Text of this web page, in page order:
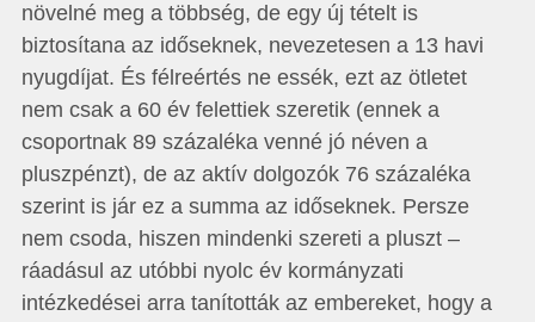
növelné meg a többség, de egy új tételt is
biztosítana az időseknek, nevezetesen a 13 havi
nyugdíjat. És félreértés ne essék, ezt az ötletet
nem csak a 60 év felettiek szeretik (ennek a
csoportnak 89 százaléka venné jó néven a
pluszpénzt), de az aktív dolgozók 76 százaléka
szerint is jár ez a summa az időseknek. Persze
nem csoda, hiszen mindenki szereti a pluszt –
ráadásul az utóbbi nyolc év kormányzati
intézkedései arra tanították az embereket, hogy a